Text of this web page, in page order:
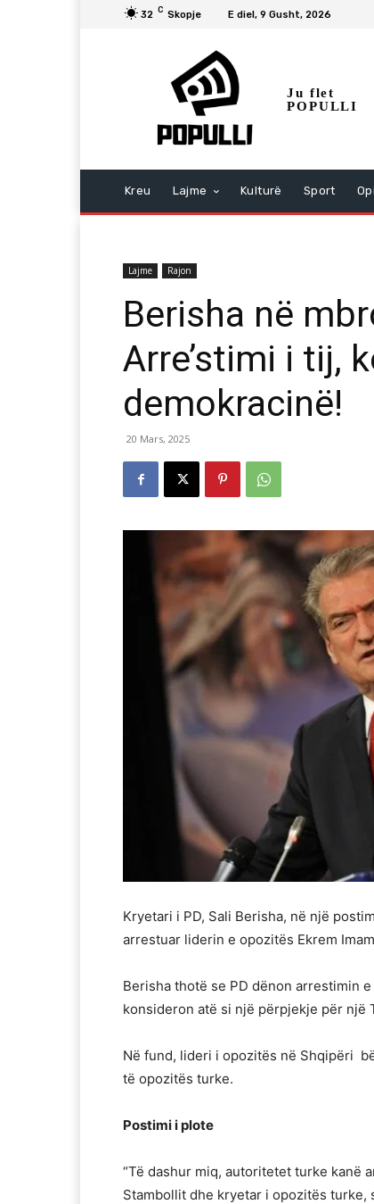
32 C Skopje E diel, 9 Gusht, 2026
Ju flet
POPULLI
Kreu Lajme Kulturë Sport
Lajme Rajon
Berisha në
Arre’stimi i tij,
demokracinë!
20 Mars, 2025
Kryetari i PD, Sali Berisha, në një
arrestuar liderin e opozitës Ekrem
Berisha thotë se PD dënon arrestimin
konsideron atë si një përpjekje për një
Në fund, lideri i opozitës në Shqipëri
të opozitës turke.
Postimi i plote
“Të dashur miq, autoritetet turke kanë
Stambollit dhe kryetar i opozitës